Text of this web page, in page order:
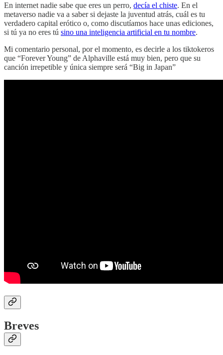
En internet nadie sabe que eres un perro, decía el chiste. En el
metaverso nadie va a saber si dejaste la juventud atrás, cuál es tu
verdadero capital erótico o, como discutíamos hace unas ediciones,
si tú ya no eres tú sino una inteligencia artificial en tu nombre.
Mi comentario personal, por el momento, es decirle a los tiktokeros
que “Forever Young” de Alphaville está muy bien, pero que su
canción irrepetible y única siempre será “Big in Japan”
Breves